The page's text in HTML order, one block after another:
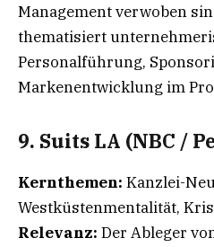
Management verwoben
thematisiert
Personalführung,
Markenentwicklung im
9. Suits LA (NBC /
Kernthemen: Kanzlei-
Westküstenmentalität,
Relevanz: Der Ableger